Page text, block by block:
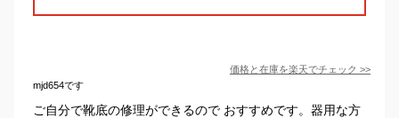
価格と在庫を楽天でチェック >>
mjd654です
ご自分で靴底の修理ができるので おすすめです。器用な方